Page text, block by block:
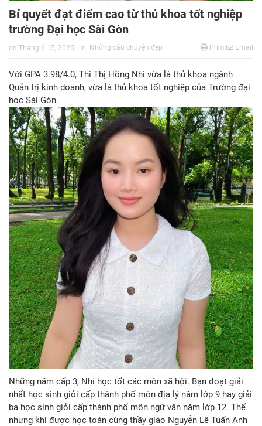
Bí quyết đạt điểm cao từ thủ khoa tốt nghiệp
trường Đại học Sài Gòn
on Tháng 6 15, 2025 In: Những câu chuyện đẹp Print Email
Với GPA 3.98/4.0, Thi Thị Hồng Nhi vừa là thủ khoa ngành
Quản trị kinh doanh, vừa là thủ khoa tốt nghiệp của Trường đại
học Sài Gòn.
Những năm cấp 3, Nhi học tốt các môn xã hội. Bạn đoạt giải
nhất học sinh giỏi cấp thành phố môn địa lý năm lớp 9 hay giải
ba học sinh giỏi cấp thành phố môn ngữ văn năm lớp 12. Thế
nhưng khi được học toán cùng thầy giáo Nguyễn Lê Tuấn Anh